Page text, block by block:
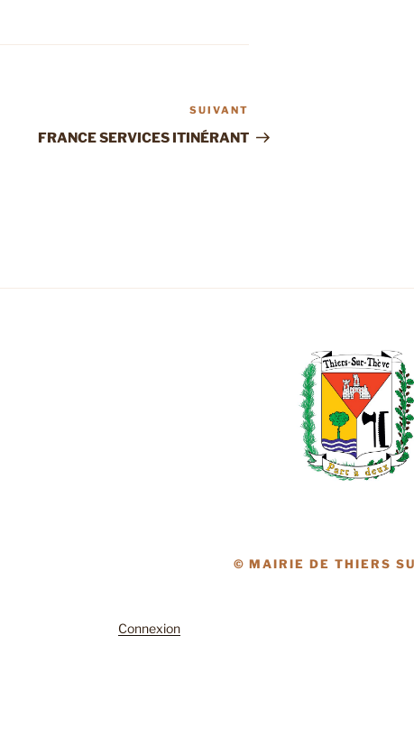
suivant
SUIVANT
FRANCE SERVICES ITINÉRANT
© MAIRIE DE THIERS
Connexion